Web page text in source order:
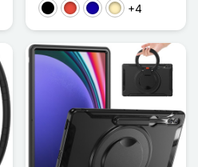
PretoVermelhoAzul Escuro
Ouro+4